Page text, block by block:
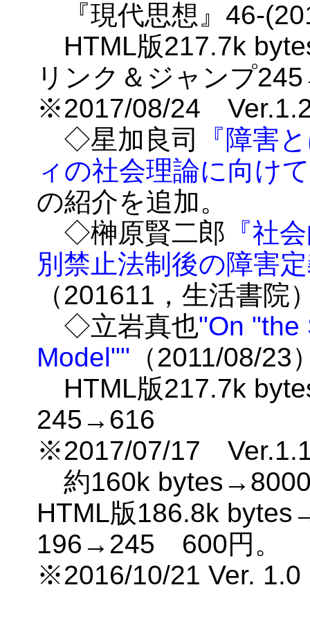
『現代思想』46-
HTML版217.7k
リンク＆ジャンプ
※2017/08/24
◇星加良司
『障害
ィの社会理論に向け
の紹介を追加。
◇榊原賢二郎 『社
別禁止法制後の障害
（201611，生活書院
◇立岩真也"On "the
Model"" （2011/08/
HTML版217.7k
245→616
※2017/07/17
約160k
HTML版186.8k
196→245 600円。
※2016/10/21 Ver. 1.0